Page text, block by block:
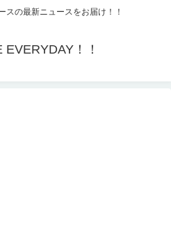
スの最新ニュースをお届け！！
！！